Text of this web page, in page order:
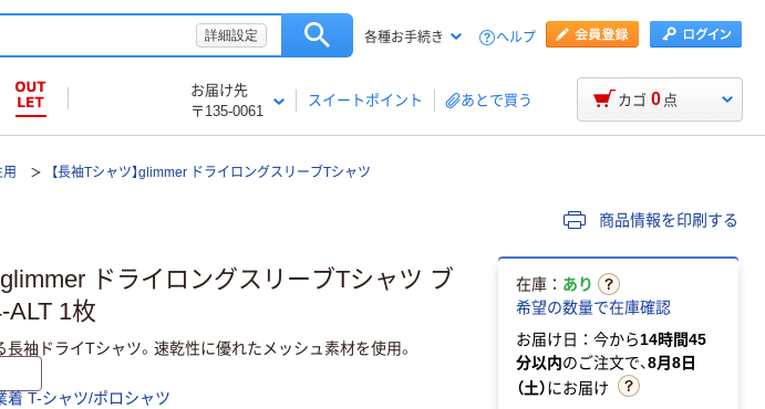
詳細設定 各種お手続き ヘルプ
お届け先
〒135-0061
スイートポイント あとで買う カゴ 0 点
【長袖Tシャツ】glimmer ドライロングスリーブTシャツ
商品情報を印刷する
glimmer ドライロングスリーブTシャツ ブ
ALT 1枚
袖ドライTシャツ。速乾性に優れたメッシュ素材を使用。
着 T-シャツ/ポロシャツ
在庫： あり
希望の数量で在庫確認
お届け日：今から14時間45
分以内のご注文で、8月8日
（土）にお届け